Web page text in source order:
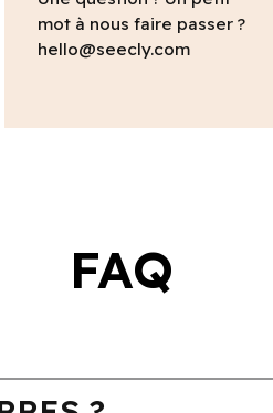
mot à nous faire passer ?
hello@seecly.com
FAQ